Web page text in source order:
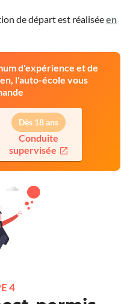
de départ est réaliséeen
d'expérience et de
l'auto-école vous
Dès 18 ans
Conduite
supervisée
4